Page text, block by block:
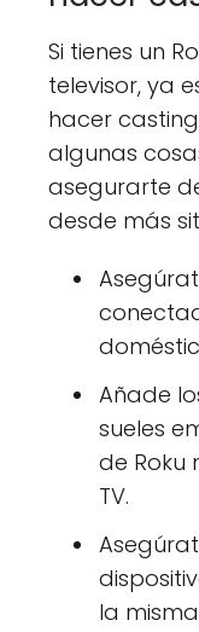
Si tienes un
televisor, ya
hacer
algunas
asegurarte
desde más
Añade
sueles
de Roku
TV.
la